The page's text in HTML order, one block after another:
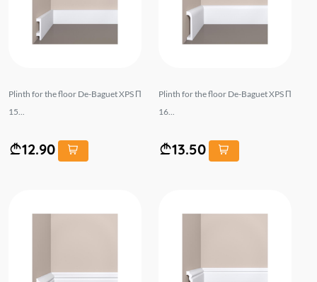
Plinth for the floor De-Baguet XPS П
15...
12.90
Plinth for the floor De-Baguet XPS П
16...
13.50